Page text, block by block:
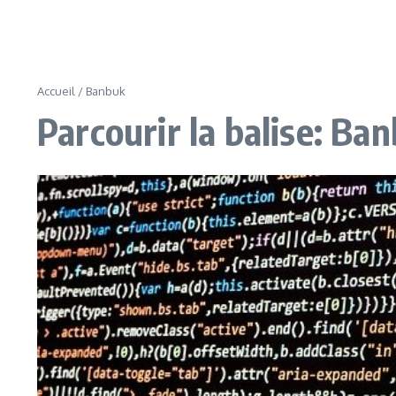
Accueil / Banbuk
Parcourir la balise: